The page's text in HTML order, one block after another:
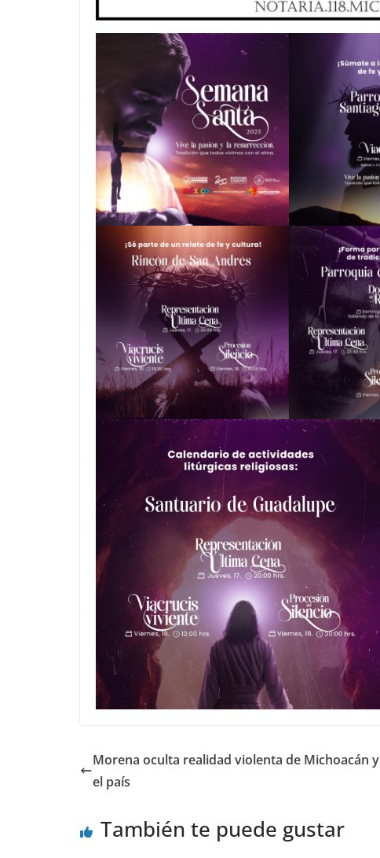
Morena oculta realidad violenta de Michoacán y
el país
También te puede gustar